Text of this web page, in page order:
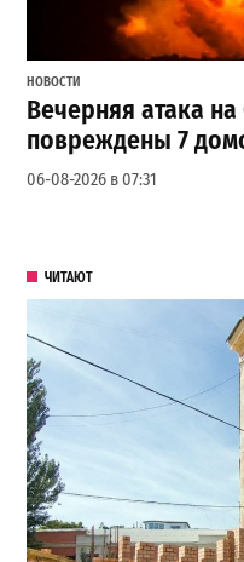
НОВОСТИ
Вечерняя атака
повреждены 7
06-08-2026 в 07:31
ЧИТАЮТ